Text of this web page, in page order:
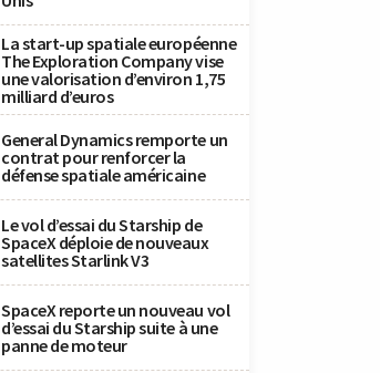
La start-up spatiale européenne
The Exploration Company vise
une valorisation d’environ 1,75
milliard d’euros
General Dynamics remporte un
contrat pour renforcer la
défense spatiale américaine
Le vol d’essai du Starship de
SpaceX déploie de nouveaux
satellites Starlink V3
SpaceX reporte un nouveau vol
d’essai du Starship suite à une
panne de moteur